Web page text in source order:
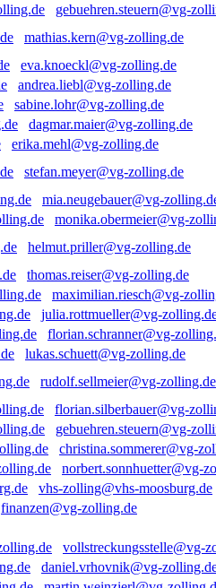
gebuehren.steuern@vg-
mathias.kern@vg-zolling.de
eva.knoeckl@vg-zolling.de
andrea.liebl@vg-zolling.de
sabine.lohr@vg-zolling.de
dagmar.maier@vg-zolling.de
erika.mehl@vg-zolling.de
stefan.meyer@vg-zolling.de
mia.neugebauer@vg-
monika.obermeier@vg-
helmut.priller@vg-zolling.de
thomas.reiser@vg-zolling.de
maximilian.riesch@vg-
julia.rottmueller@vg-
florian.schranner@vg-
lukas.schuett@vg-zolling.de
rudolf.sellmeier@vg-zolling.de
florian.silberbauer@vg-
gebuehren.steuern@vg-
christina.sommerer@vg-
norbert.sonnhuetter@vg-
vhs-zolling@vhs-moosburg.de
finanzen@vg-zolling.de
vollstreckungsstelle@vg-
daniel.vrhovnik@vg-